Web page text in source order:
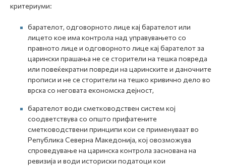
критериуми:
барателот, одговорното лице кај барателот или
лицето кое има контрола над управувањето со
правното лице и одговорното лице кај барателот за
царински прашања не се сторители на тешка повреда
или повеќекратни повреди на царинските и даночните
прописи и не се сторители на тешко кривично дело во
врска со неговата економска дејност,
барателот води сметководствен систем кој
соодветствува со општо прифатените
сметководствени принципи кои се применуваат во
Република Северна Македонија, кој овозможува
спроведување на царинска контрола заснована на
ревизија и води историски податоци кои